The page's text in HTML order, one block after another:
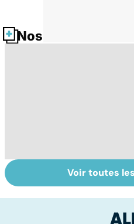
Nos fiches santé
Le magnésium,
un oligo-élément
Voir toutes